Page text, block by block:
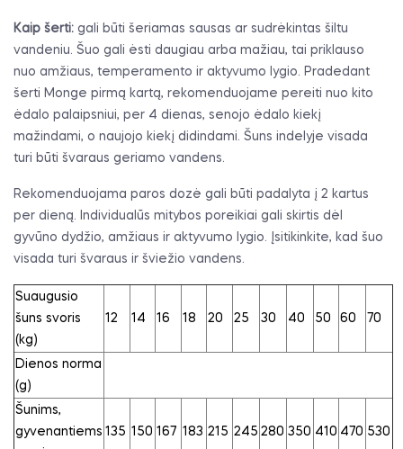
Kaip šerti: gali būti šeriamas sausas ar sudrėkintas šiltu
vandeniu. Šuo gali ėsti daugiau arba mažiau, tai priklauso
nuo amžiaus, temperamento ir aktyvumo lygio. Pradedant
šerti Monge pirmą kartą, rekomenduojame pereiti nuo kito
ėdalo palaipsniui, per 4 dienas, senojo ėdalo kiekį
mažindami, o naujojo kiekį didindami. Šuns indelyje visada
turi būti švaraus geriamo vandens.
Rekomenduojama paros dozė gali būti padalyta į 2 kartus
per dieną. Individualūs mitybos poreikiai gali skirtis dėl
gyvūno dydžio, amžiaus ir aktyvumo lygio. Įsitikinkite, kad šuo
visada turi švaraus ir šviežio vandens.
Suaugusio
šuns svoris
(kg)
12 14 16 18 20 25 30 40 50 60 70
Dienos norma
(g)
Šunims,
gyvenantiems 135 150 167 183 215 245 280 350 410 470 530